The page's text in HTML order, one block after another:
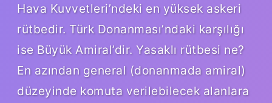
Hava Kuvvetleri’ndeki en yüksek askeri
rütbedir. Türk Donanması’ndaki karşılığı
ise Büyük Amiral’dir. Yasaklı rütbesi ne?
En azından general (donanmada amiral)
düzeyinde komuta verilebilecek alanlara